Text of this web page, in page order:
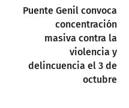
Puente Genil convoca
concentración
masiva contra la
violencia y
delincuencia el 3 de
octubre